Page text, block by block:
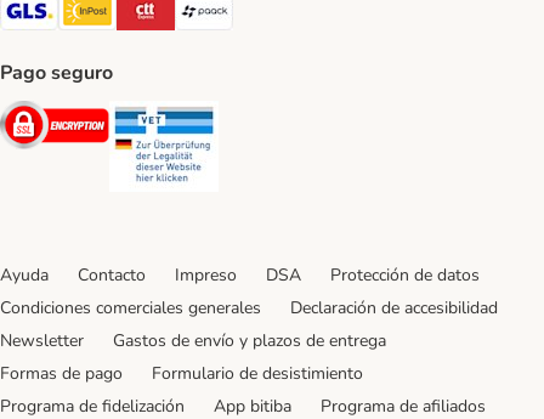
Pago seguro
Security
Ayuda Contacto Impreso DSA
Protección de datos
Condiciones comerciales generales
Declaración de accesibilidad
Newsletter
Gastos de envío y plazos de entrega
Formas de pago
Formulario de desistimiento
Programa de fidelización
App bitiba Programa de afiliados